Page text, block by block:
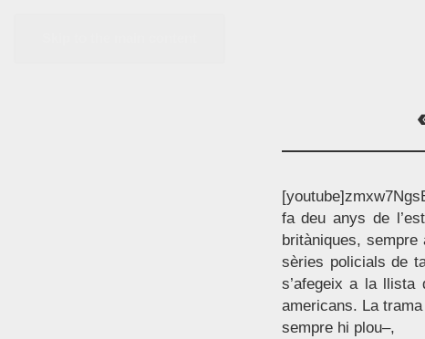
fa deu anys de
britàniques,
sèries policials de
s’afegeix a la llista
americans. La
sempre hi plou–,